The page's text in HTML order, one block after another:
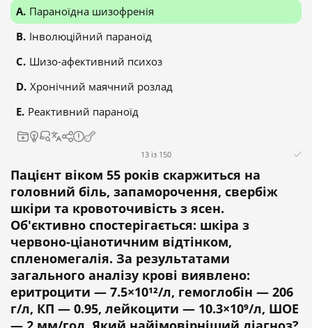
Параноїдна шизофренія
Інволюційний параноїд
Шизо-афективний психоз
Хронічний маячний розлад
Реактивний параноїд
13 із 150
Пацієнт віком 55 років скаржиться на
головний біль, запаморочення, свербіж
шкіри та кровоточивість з ясен.
Об'єктивно спостерігається: шкіра з
червоно-ціанотичним відтінком,
спленомегалія. За результатами
загального аналізу крові виявлено:
еритроцити — 7.5×10¹²/л, гемоглобін — 206
г/л, КП — 0.95, лейкоцити — 10.3×10⁹/л, ШОЕ